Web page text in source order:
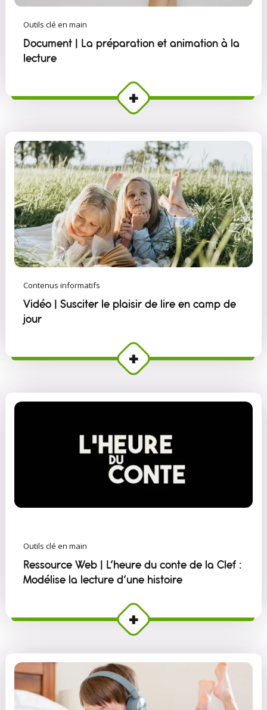
Outils clé en main
Document | La préparation et animation à la
lecture
Contenus informatifs
Vidéo | Susciter le plaisir de lire en camp de
jour
Outils clé en main
Ressource Web | L’heure du conte de la Clef :
Modélise la lecture d’une histoire